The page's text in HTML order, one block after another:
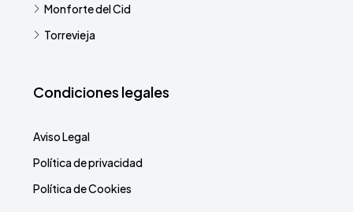
Monforte del Cid
Torrevieja
Condiciones legales
Aviso Legal
Política de privacidad
Política de Cookies